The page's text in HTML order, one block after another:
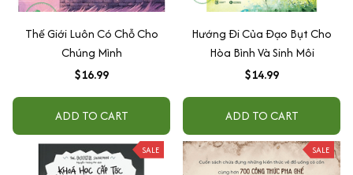
Thế Giới Luôn Có Chỗ Cho
Chúng Mình
$16.99
ADD TO CART
Hướng Đi Của Đạo Bụt Cho
Hòa Bình Và Sinh Môi
$14.99
ADD TO CART
SALE SALE